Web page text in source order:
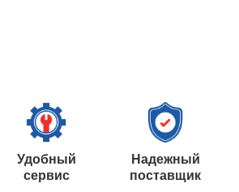
Удобный
сервис
Надежный
поставщик